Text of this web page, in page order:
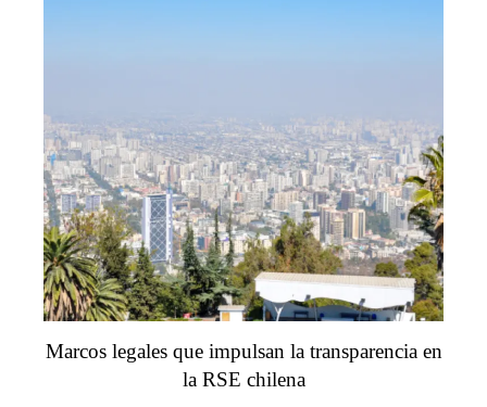
Marcos legales que impulsan la transparencia en
la RSE chilena